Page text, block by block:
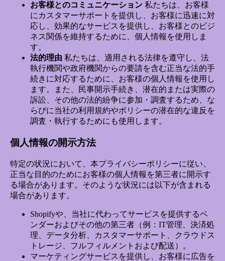
お客様とのコミュニケーション 私たちは、お客様
にカスタマーサポートを提供し、お客様に迅速に対
応し、効果的なサービスを提供し、お客様とのビジ
ネス関係を維持するために、個人情報を使用しま
す。
法的理由 私たちは、適用される法律を遵守し、法
執行機関や政府機関からの要請を含む正当な法的手
続きに対応するために、お客様の個人情報を使用し
ます。また、民事開示手続き、潜在的または実際の
訴訟、その他の法的紛争に参加・調査するため、な
らびに当社の利用規約やポリシーの潜在的な違反を
調査・執行するためにも使用します。
個人情報の開示方法
特定の状況において、本プライバシーポリシーに従い、
正当な目的のためにお客様の個人情報を第三者に開示す
る場合があります。そのような状況には以下が含まれる
場合があります。
Shopifyや、当社に代わってサービスを提供するベ
ンダーおよびその他の第三者（例：IT管理、決済処
理、データ分析、カスタマーサポート、クラウドス
トレージ、フルフィルメントおよび配送）。
マーケティングサービスを提供し、お客様に広告を